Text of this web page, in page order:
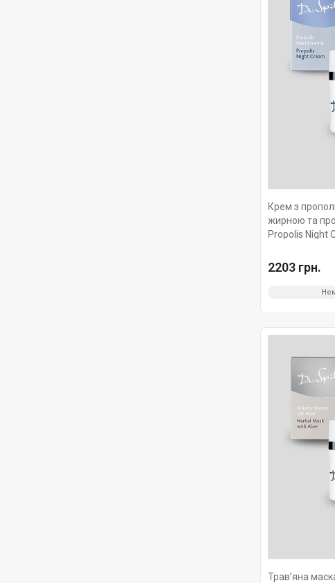
Крем з
жирною та
Propolis Night
2203 грн.
Трав’яна